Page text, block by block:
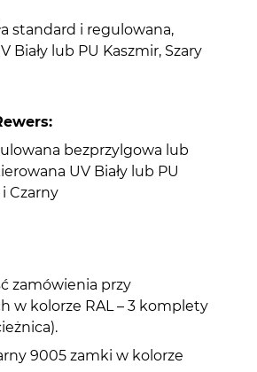
standard i regulowana,
Biały lub PU Kaszmir, Szary
bezprzylgowa lub
UV Biały lub PU
i Czarny
zamówienia przy
w kolorze RAL – 3 komplety
9005 zamki w kolorze